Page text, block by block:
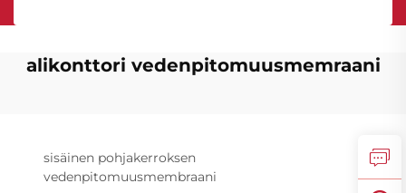
alikonttori vedenpitomuusmemraani
sisäinen pohjakerroksen
vedenpitomuusmembraani